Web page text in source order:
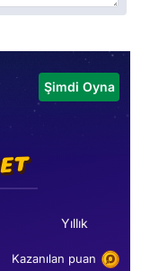
Şimdi Oyna
Yıllık
Kazanılan puan